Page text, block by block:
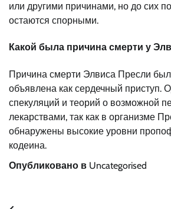
или другими причинами, но до сих
остаются спорными.
Какой была причина смерти у
Причина смерти Элвиса Пресли
объявлена как сердечный приступ.
спекуляций и теорий о возможной
лекарствами, так как в организме
обнаружены высокие уровни
кодеина.
Опубликовано в Uncategorised